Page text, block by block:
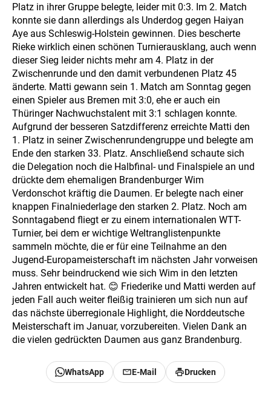
Platz in ihrer Gruppe belegte, leider mit 0:3. Im 2. Match
konnte sie dann allerdings als Underdog gegen Haiyan
Aye aus Schleswig-Holstein gewinnen. Dies bescherte
Rieke wirklich einen schönen Turnierausklang, auch wenn
dieser Sieg leider nichts mehr am 4. Platz in der
Zwischenrunde und den damit verbundenen Platz 45
änderte. Matti gewann sein 1. Match am Sonntag gegen
einen Spieler aus Bremen mit 3:0, ehe er auch ein
Thüringer Nachwuchstalent mit 3:1 schlagen konnte.
Aufgrund der besseren Satzdifferenz erreichte Matti den
1. Platz in seiner Zwischenrundengruppe und belegte am
Ende den starken 33. Platz. Anschließend schaute sich
die Delegation noch die Halbfinal- und Finalspiele an und
drückte dem ehemaligen Brandenburger Wim
Verdonschot kräftig die Daumen. Er belegte nach einer
knappen Finalniederlage den starken 2. Platz. Noch am
Sonntagabend fliegt er zu einem internationalen WTT-
Turnier, bei dem er wichtige Weltranglistenpunkte
sammeln möchte, die er für eine Teilnahme an den
Jugend-Europameisterschaft im nächsten Jahr vorweisen
muss. Sehr beindruckend wie sich Wim in den letzten
Jahren entwickelt hat. 😊 Friederike und Matti werden auf
jeden Fall auch weiter fleißig trainieren um sich nun auf
das nächste überregionale Highlight, die Norddeutsche
Meisterschaft im Januar, vorzubereiten. Vielen Dank an
die vielen gedrückten Daumen aus ganz Brandenburg.
WhatsApp E-Mail Drucken